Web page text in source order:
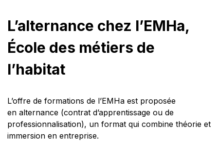
L’alternance chez l’EMHa,
École des métiers de
l’habitat
L’offre de formations de l’EMHa est proposée
en alternance (contrat d’apprentissage ou de
professionnalisation), un format qui combine théorie et
immersion en entreprise.